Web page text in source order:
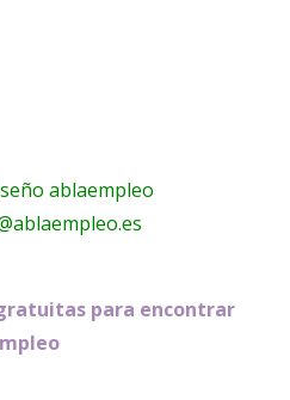
ablaempleo
para encontrar